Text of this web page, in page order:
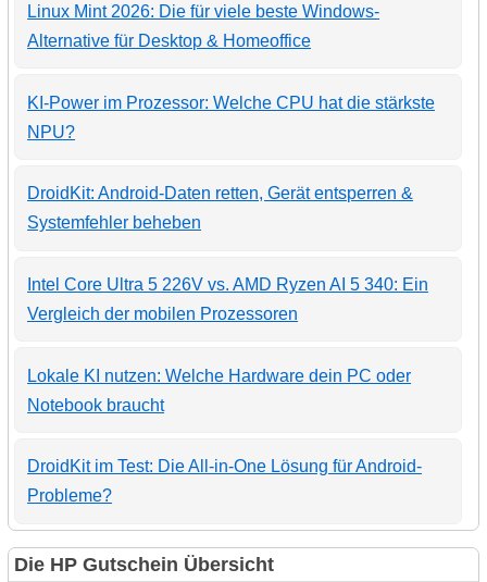
Linux Mint 2026: Die für viele beste Windows-
Alternative für Desktop & Homeoffice
KI-Power im Prozessor: Welche CPU hat die stärkste
NPU?
DroidKit: Android-Daten retten, Gerät entsperren &
Systemfehler beheben
Intel Core Ultra 5 226V vs. AMD Ryzen AI 5 340: Ein
Vergleich der mobilen Prozessoren
Lokale KI nutzen: Welche Hardware dein PC oder
Notebook braucht
DroidKit im Test: Die All-in-One Lösung für Android-
Probleme?
Die HP Gutschein Übersicht